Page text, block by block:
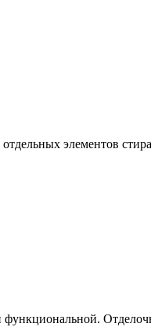
отдельных элементов
функциональной.